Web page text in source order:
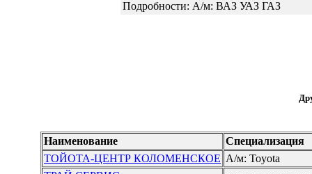
Подробности: А/м: ВАЗ УАЗ ГАЗ
Наименование
Специализация
ТОЙОТА-ЦЕНТР КОЛОМЕНСКОЕ А/м: Toyota